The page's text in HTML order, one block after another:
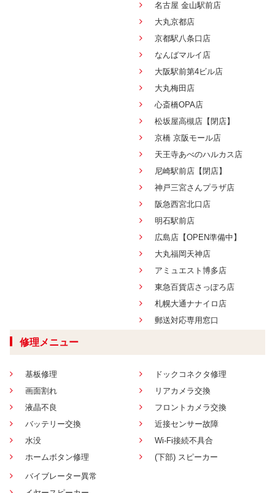
名古屋 金山駅前店
大丸京都店
京都駅八条口店
なんばマルイ店
大阪駅前第4ビル店
大丸梅田店
心斎橋OPA店
松坂屋高槻店【閉店】
京橋 京阪モール店
天王寺あべのハルカス店
尼崎駅前店【閉店】
神戸三宮さんプラザ店
阪急西宮北口店
明石駅前店
広島店【OPEN準備中】
大丸福岡天神店
アミュエスト博多店
東急百貨店さっぽろ店
札幌大通ナナイロ店
郵送対応専用窓口
修理メニュー
基板修理
画面割れ
液晶不良
バッテリー交換
水没
ホームボタン修理
ドックコネクタ修理
リアカメラ交換
フロントカメラ交換
近接センサー故障
Wi-Fi接続不具合
(下部) スピーカー
バイブレーター異常